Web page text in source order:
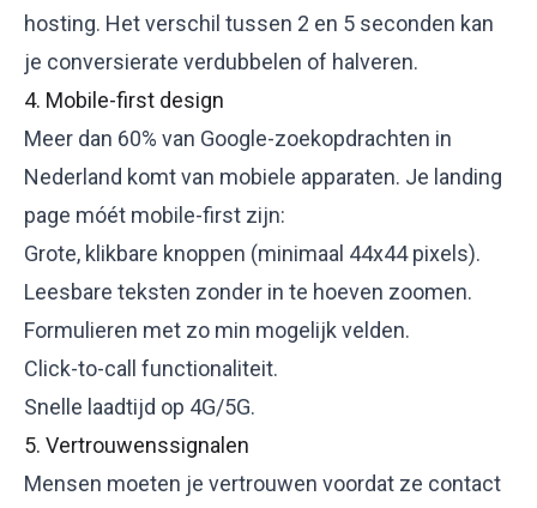
hosting. Het verschil tussen 2 en 5 seconden kan
je conversierate verdubbelen of halveren.
4. Mobile-first design
Meer dan 60% van Google-zoekopdrachten in
Nederland komt van mobiele apparaten. Je landing
page móét mobile-first zijn:
Grote, klikbare knoppen (minimaal 44x44 pixels).
Leesbare teksten zonder in te hoeven zoomen.
Formulieren met zo min mogelijk velden.
Click-to-call functionaliteit.
Snelle laadtijd op 4G/5G.
5. Vertrouwenssignalen
Mensen moeten je vertrouwen voordat ze contact